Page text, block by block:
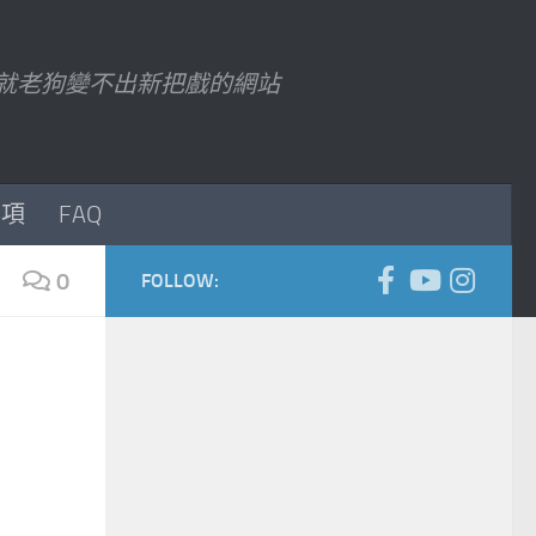
老狗變不出新把戲的網站
FAQ
0 FOLLOW: